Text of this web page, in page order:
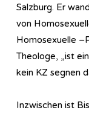
Salzburg. Er
von
Homosexuelle
Theologe, „ist
kein KZ segnen
Inzwischen ist